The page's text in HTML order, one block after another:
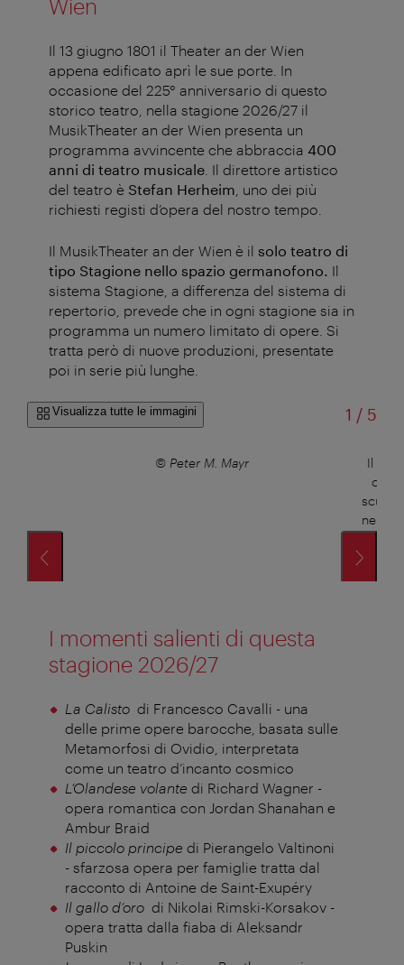
Wien
Il 13 giugno 1801 il Theater an der Wien
appena edificato aprì le sue porte. In
occasione del 225° anniversario di questo
storico teatro, nella stagione 2026/27 il
MusikTheater an der Wien presenta un
programma avvincente che abbraccia 400
anni di teatro musicale . Il direttore artistico
del teatro è Stefan Herheim , uno dei più
richiesti registi d’opera del nostro tempo.
Il MusikTheater an der Wien è il solo teatro di
tipo Stagione nello spazio germanofono. Il
sistema Stagione, a differenza del sistema di
repertorio, prevede che in ogni stagione sia in
programma un numero limitato di opere. Si
tratta però di nuove produzioni, presentate
poi in serie più lunghe.
Visualizza tutte le immagini 1 /di
5
© Peter M. Mayr
Il
nel
I momenti salienti di questa
stagione 2026/27
La Calisto di Francesco Cavalli - una
delle prime opere barocche, basata sulle
Metamorfosi di Ovidio, interpretata
come un teatro d’incanto cosmico
L’Olandese volante di Richard Wagner -
opera romantica con Jordan Shanahan e
Ambur Braid
Il piccolo principe di Pierangelo Valtinoni
- sfarzosa opera per famiglie tratta dal
racconto di Antoine de Saint-Exupéry
Il gallo d’oro di Nikolai Rimski-Korsakov -
opera tratta dalla fiaba di Aleksandr
Puskin